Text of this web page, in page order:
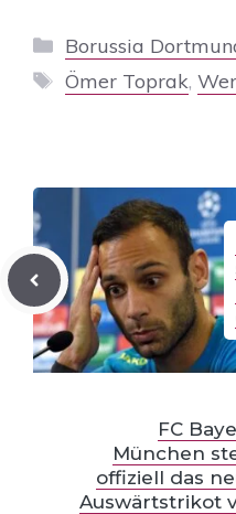
Kategorien
Borussia
Schlagwörter
Ömer Toprak,
FC
München
offiziell das
Auswärtstrikot